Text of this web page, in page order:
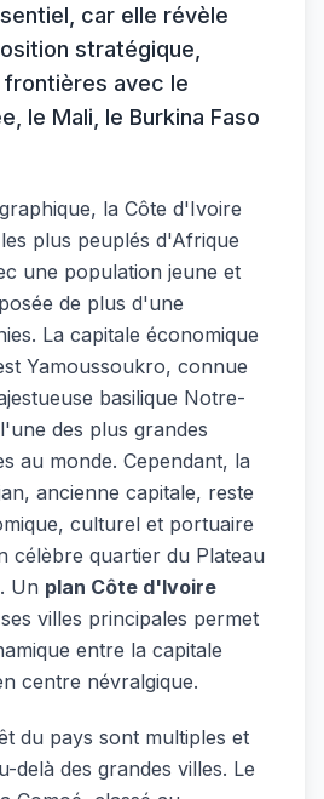
car elle révèle
stratégique,
avec le
le Mali, le Burkina Faso
la Côte d'Ivoire
plus peuplés d'Afrique
une population jeune et
de plus d'une
La capitale économique
Yamoussoukro, connue
basilique Notre-
des plus grandes
au monde. Cependant, la
ancienne capitale, reste
culturel et portuaire
célèbre quartier du Plateau
Un plan Côte d'Ivoire
villes principales permet
entre la capitale
centre névralgique.
du pays sont multiples et
delà des grandes villes. Le